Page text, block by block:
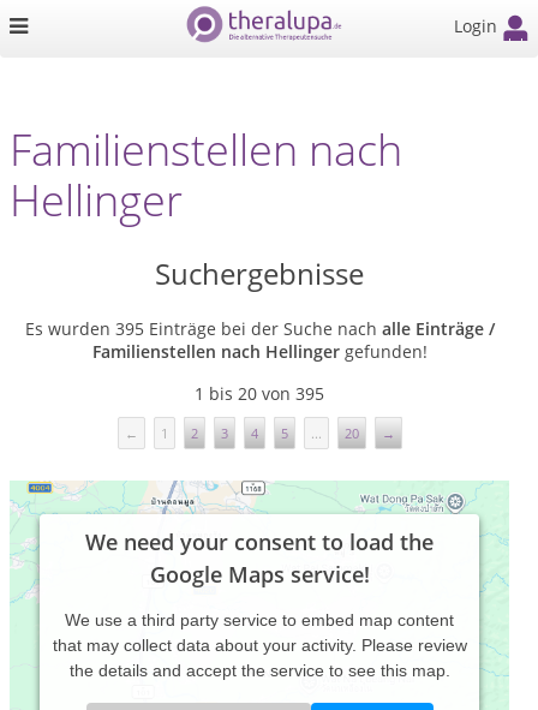
Login
Familienstellen nach
Hellinger
Suchergebnisse
Es wurden 395 Einträge bei der Suche nach alle Einträge /
Familienstellen nach Hellingergefunden!
1 bis 20 von 395
← 1 2 3 4 5 ... 20 →
We need your consent to load the
Google Maps service!
We use a third party service to embed map content
that may collect data about your activity. Please review
the details and accept the service to see this map.